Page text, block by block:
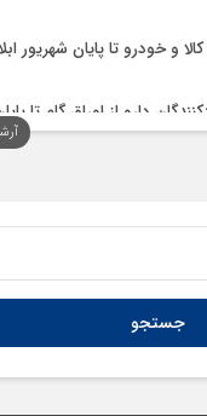
و خودرو تا پایان شهریور
دارو از اوراق گام تا
اضطرار تمدید شد